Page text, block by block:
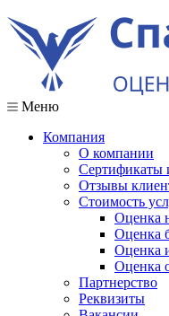
Меню
Компания
О компании
Сертификаты
Отзывы
Стоимость
Оценка
Оценка
Оценка
Оценка
Партнерство
Реквизиты